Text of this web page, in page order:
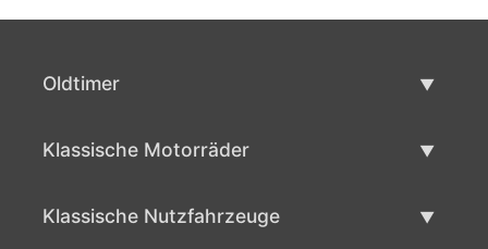
Oldtimer
Klassische Motorräder
Klassische Nutzfahrzeuge